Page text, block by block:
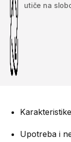
utiče na
Karakteristike
Upotreba i